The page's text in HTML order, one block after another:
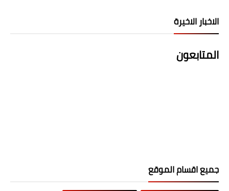
الاخبار الاخيرة
المتابعون
جميع اقسام الموقع